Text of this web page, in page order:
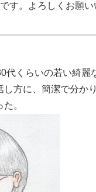
す。よろしくお願い
代くらいの若い綺麗
し方に、簡潔で分か
。